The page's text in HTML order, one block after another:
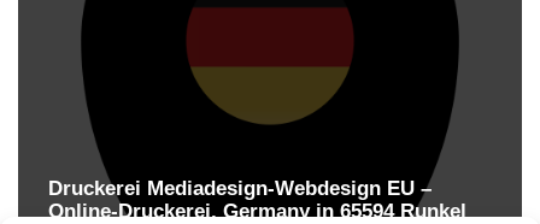
Druckerei Mediadesign-Webdesign EU –
Online-Druckerei. Germany in 65594 Runkel